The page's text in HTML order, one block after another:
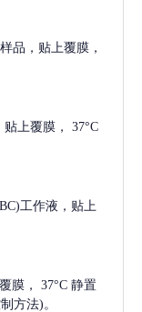
品，贴上覆膜，
上覆膜， 37°C
工作液，贴上
膜， 37°C 静置
方法)。